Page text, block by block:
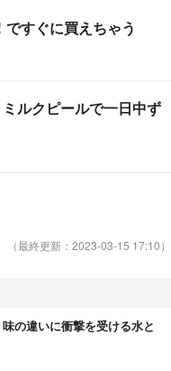
ですぐに買えちゃう
ルクピールで一日中ず
（最終更新：2023-03-15 17:10）
の違いに衝撃を受ける水と